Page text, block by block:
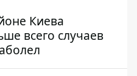
Киева
всего случаев